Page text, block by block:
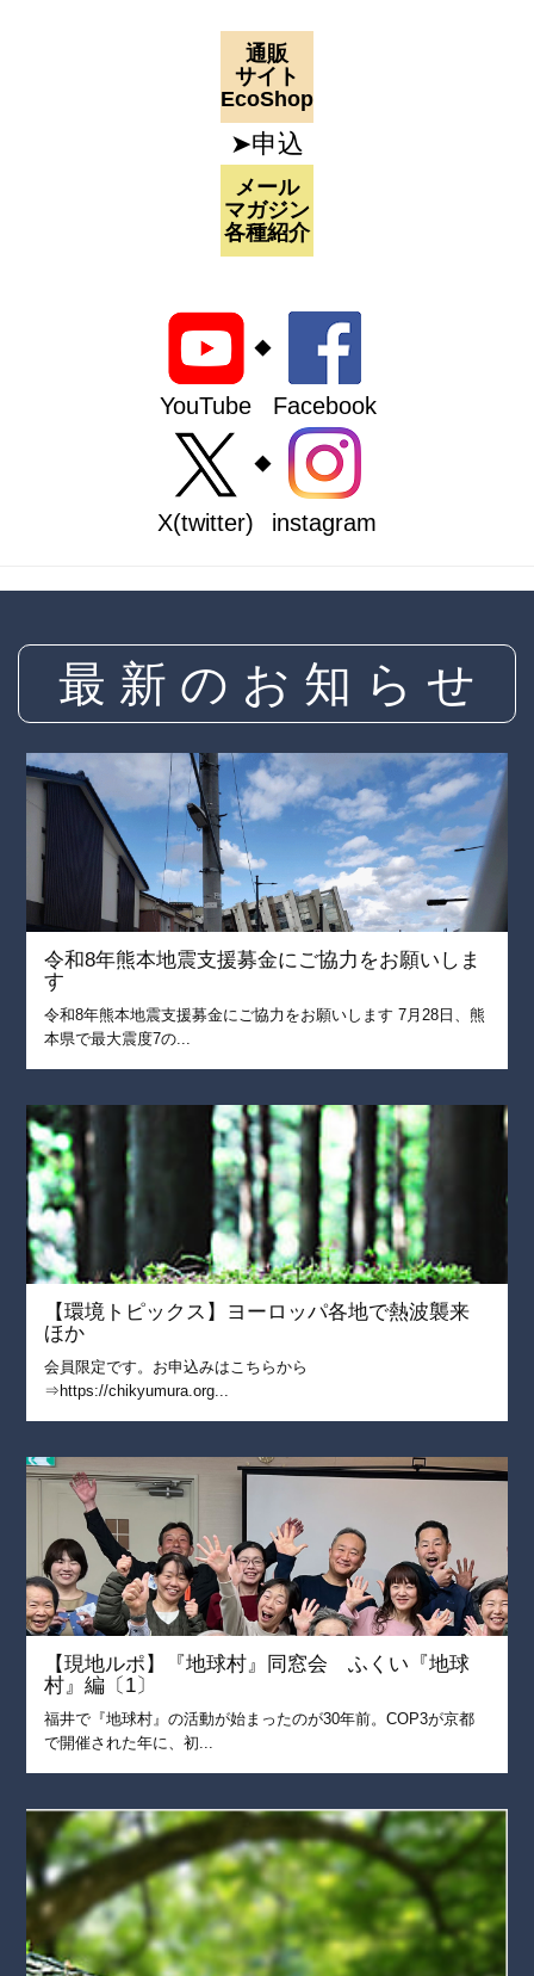
通販
サイト
EcoShop
➤申込
メール
マガジン
各種紹介
◆
YouTube Facebook
◆
X(twitter) instagram
最 新 の お 知 ら せ
令和8年熊本地震支援募金にご協力をお願いしま
す
令和8年熊本地震支援募金にご協力をお願いします 7月28日、熊
本県で最大震度7の...
【環境トピックス】ヨーロッパ各地で熱波襲来
ほか
会員限定です。お申込みはこちらから
⇒https://chikyumura.org...
【現地ルポ】『地球村』同窓会 ふくい『地球
村』編〔1〕
福井で『地球村』の活動が始まったのが30年前。COP3が京都
で開催された年に、初...